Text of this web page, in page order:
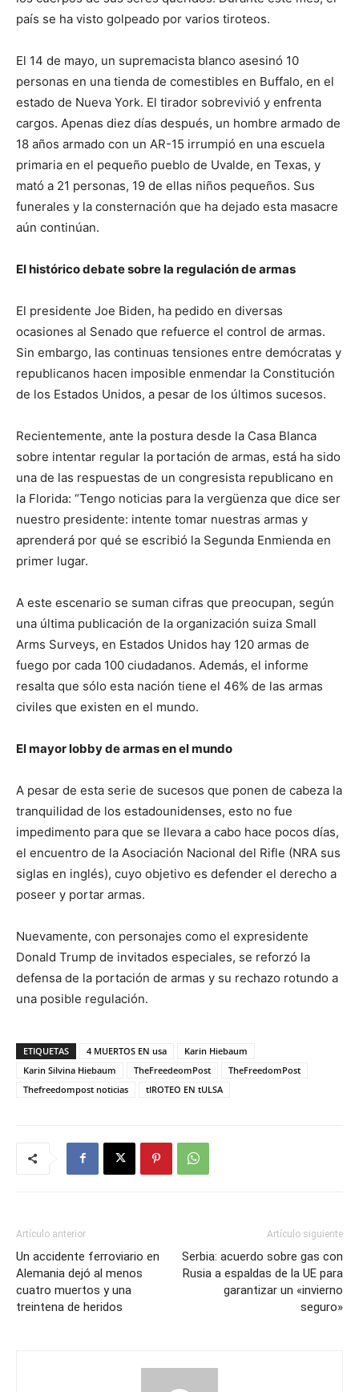
país se ha visto golpeado por varios tiroteos.
El 14 de mayo, un supremacista blanco asesinó 10
personas en una tienda de comestibles en Buffalo, en el
estado de Nueva York. El tirador sobrevivió y enfrenta
cargos. Apenas diez días después, un hombre armado de
18 años armado con un AR-15 irrumpió en una escuela
primaria en el pequeño pueblo de Uvalde, en Texas, y
mató a 21 personas, 19 de ellas niños pequeños. Sus
funerales y la consternación que ha dejado esta masacre
aún continúan.
El histórico debate sobre la regulación de armas
El presidente Joe Biden, ha pedido en diversas
ocasiones al Senado que refuerce el control de armas.
Sin embargo, las continuas tensiones entre demócratas y
republicanos hacen imposible enmendar la Constitución
de los Estados Unidos, a pesar de los últimos sucesos.
Recientemente, ante la postura desde la Casa Blanca
sobre intentar regular la portación de armas, está ha sido
una de las respuestas de un congresista republicano en
la Florida: “Tengo noticias para la vergüenza que dice ser
nuestro presidente: intente tomar nuestras armas y
aprenderá por qué se escribió la Segunda Enmienda en
primer lugar.
A este escenario se suman cifras que preocupan, según
una última publicación de la organización suiza Small
Arms Surveys, en Estados Unidos hay 120 armas de
fuego por cada 100 ciudadanos. Además, el informe
resalta que sólo esta nación tiene el 46% de las armas
civiles que existen en el mundo.
El mayor lobby de armas en el mundo
A pesar de esta serie de sucesos que ponen de cabeza la
tranquilidad de los estadounidenses, esto no fue
impedimento para que se llevara a cabo hace pocos días,
el encuentro de la Asociación Nacional del Rifle (NRA sus
siglas en inglés), cuyo objetivo es defender el derecho a
poseer y portar armas.
Nuevamente, con personajes como el expresidente
Donald Trump de invitados especiales, se reforzó la
defensa de la portación de armas y su rechazo rotundo a
una posible regulación.
ETIQUETAS 4 MUERTOS EN usa
Karin Hiebaum
Karin Silvina Hiebaum
TheFreedeomPost
TheFreedomPost
Thefreedompost noticias
tIROTEO EN tULSA
Artículo anterior
Un accidente ferroviario en
Alemania dejó al menos
cuatro muertos y una
treintena de heridos
Artículo siguiente
Serbia: acuerdo sobre gas con
Rusia a espaldas de la UE para
garantizar un «invierno
seguro»